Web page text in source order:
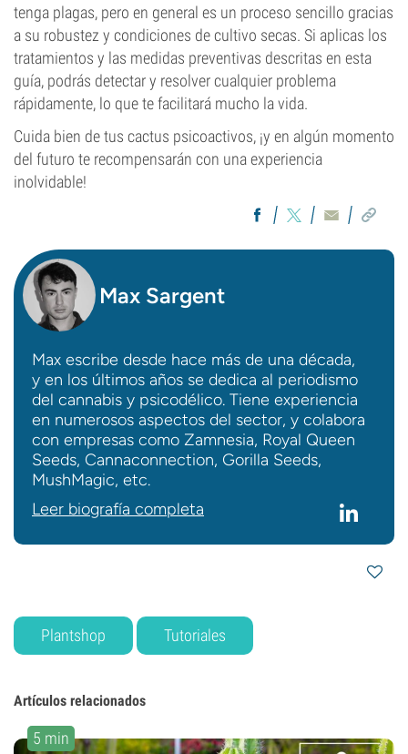
tenga plagas, pero en general es un proceso sencillo gracias
a su robustez y condiciones de cultivo secas. Si aplicas los
tratamientos y las medidas preventivas descritas en esta
guía, podrás detectar y resolver cualquier problema
rápidamente, lo que te facilitará mucho la vida.
Cuida bien de tus cactus psicoactivos, ¡y en algún momento
del futuro te recompensarán con una experiencia
inolvidable!
Max Sargent
Max escribe desde hace más de una década,
y en los últimos años se dedica al periodismo
del cannabis y psicodélico. Tiene experiencia
en numerosos aspectos del sector, y colabora
con empresas como Zamnesia, Royal Queen
Seeds, Cannaconnection, Gorilla Seeds,
MushMagic, etc.
Leer biografía completa
Plantshop Tutoriales
Artículos relacionados
5 min